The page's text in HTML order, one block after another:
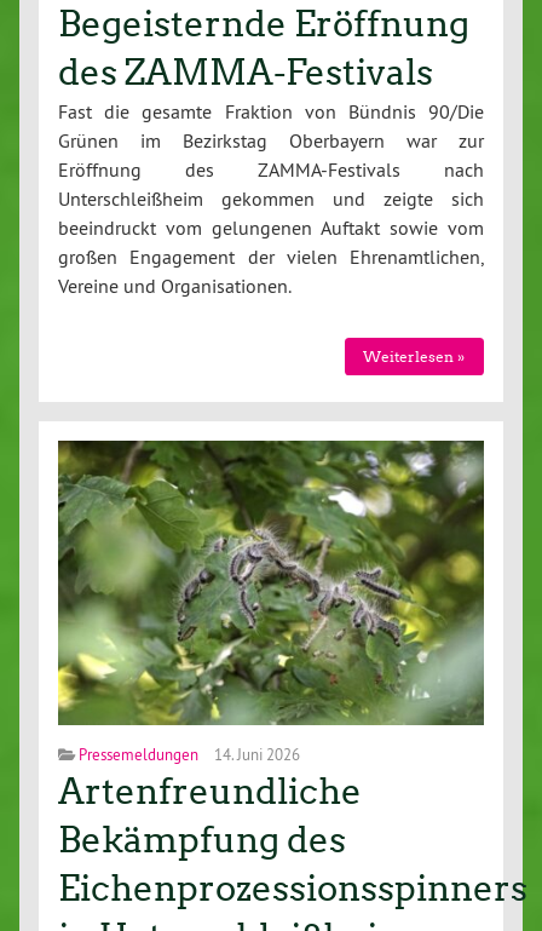
Begeisternde Eröffnung
des ZAMMA-Festivals
Fast die gesamte Fraktion von Bündnis 90/Die
Grünen im Bezirkstag Oberbayern war zur
Eröffnung des ZAMMA-Festivals nach
Unterschleißheim gekommen und zeigte sich
beeindruckt vom gelungenen Auftakt sowie vom
großen Engagement der vielen Ehrenamtlichen,
Vereine und Organisationen.
Weiterlesen »
Pressemeldungen 14. Juni 2026
Artenfreundliche
Bekämpfung des
Eichenprozessionsspinners